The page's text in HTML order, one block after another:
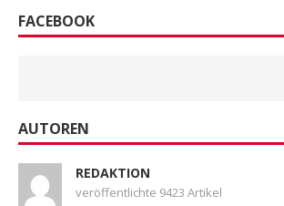
FACEBOOK
AUTOREN
REDAKTION
veröffentlichte 9423 Artikel